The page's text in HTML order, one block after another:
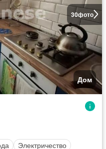
30фото
Дом
Электричество